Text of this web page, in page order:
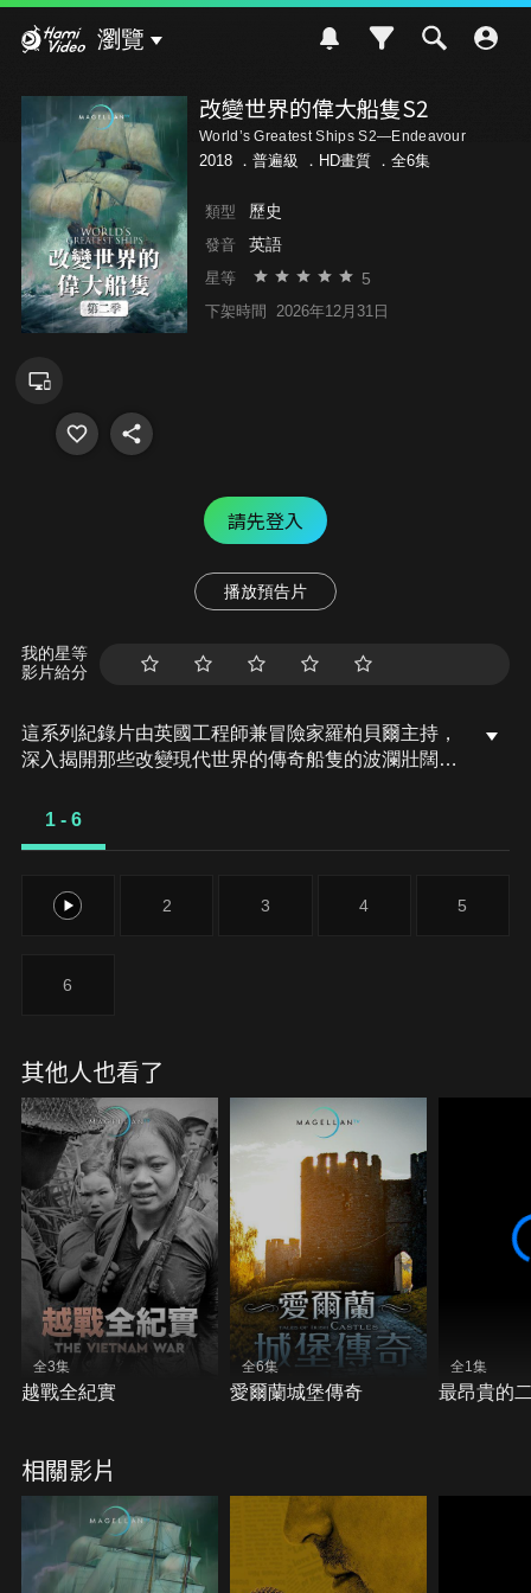
瀏覽
改變世界的偉大船隻S2
World’s Greatest Ships S2—Endeavour
2018 ． 普遍級 ．HD畫質 ．全6集
類型 歷史
發音 英語
星等 5
下架時間 2026年12月31日
請先登入
播放預告片
我的星等
影片給分
這系列紀錄片由英國工程師兼冒險家羅柏貝爾主持，
深入揭開那些改變現代世界的傳奇船隻的波瀾壯闊歷
號航空母艦，這些船隻的名字在世紀中迴響不絕。它
由的探索息息相關，將觀眾帶入歷史中心，見證其在
全球歷史進程中的關鍵角色。
1 - 6
1 2 3 4 5
6
其他人也看了
全3集
越戰全紀實
全6集
愛爾蘭城堡傳奇
全1集
最昂貴的
相關影片